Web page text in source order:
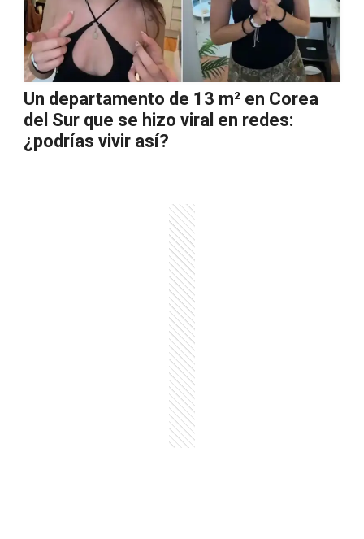
Un departamento de 13 m² en Corea
del Sur que se hizo viral en redes:
¿podrías vivir así?